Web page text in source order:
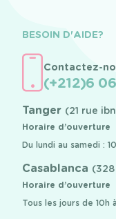
BESOIN D'AIDE?
Contactez-
(+212)6
Tanger (21 rue
Horaire d’ouverture
Du lundi au samedi :
Casablanca
Horaire d’ouverture
Tous les jours de 10h